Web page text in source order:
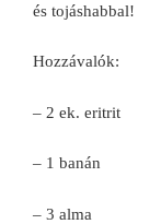
és tojáshabbal!
Hozzávalók:
– 2 ek. eritrit
– 1 banán
– 3 alma